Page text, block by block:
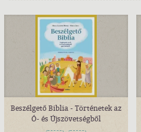
Beszélgető Biblia - Történetek az
Ó- és Újszövetségből